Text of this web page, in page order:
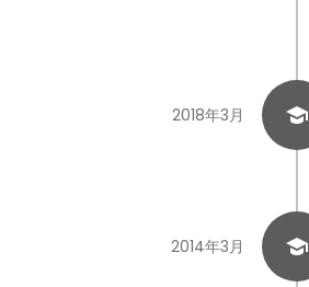
2018年3月
2014年3月